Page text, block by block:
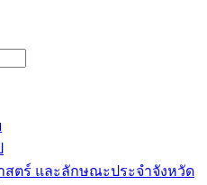
ตร์ และลักษณะประจำจังหวัด